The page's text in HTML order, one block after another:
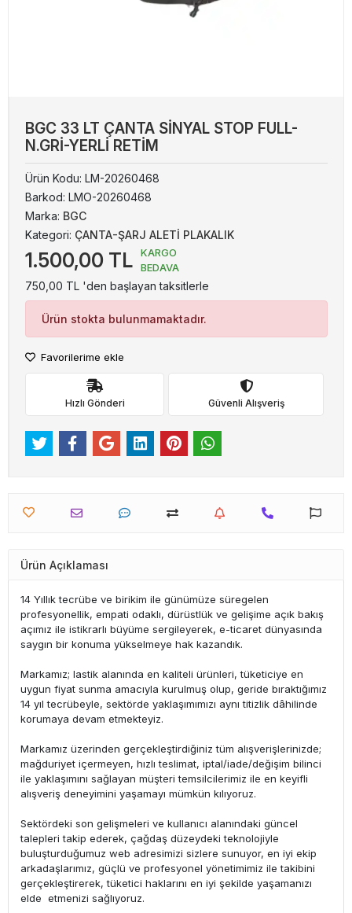
BGC 33 LT ÇANTA SİNYAL STOP FULL-
N.GRİ-YERLİ RETİM
Ürün Kodu: LM-20260468
Barkod: LMO-20260468
Marka: BGC
Kategori: ÇANTA-ŞARJ ALETİ PLAKALIK
1.500,00 TL
KARGO
BEDAVA
750,00 TL 'den başlayan taksitlerle
Ürün stokta bulunmamaktadır.
Favorilerime ekle
Hızlı Gönderi Güvenli Alışveriş
Ürün Açıklaması
14 Yıllık tecrübe ve birikim ile günümüze süregelen
profesyonellik, empati odaklı, dürüstlük ve gelişime açık bakış
açımız ile istikrarlı büyüme sergileyerek, e-ticaret dünyasında
saygın bir konuma yükselmeye hak kazandık.
Markamız; lastik alanında en kaliteli ürünleri, tüketiciye en
uygun fiyat sunma amacıyla kurulmuş olup, geride bıraktığımız
14 yıl tecrübeyle, sektörde yaklaşımımızı aynı titizlik dâhilinde
korumaya devam etmekteyiz.
Markamız üzerinden gerçekleştirdiğiniz tüm alışverişlerinizde;
mağduriyet içermeyen, hızlı teslimat, iptal/iade/değişim bilinci
ile yaklaşımını sağlayan müşteri temsilcilerimiz ile en keyifli
alışveriş deneyimini yaşamayı mümkün kılıyoruz.
Sektördeki son gelişmeleri ve kullanıcı alanındaki güncel
talepleri takip ederek, çağdaş düzeydeki teknolojiyle
buluşturduğumuz web adresimizi sizlere sunuyor, en iyi ekip
arkadaşlarımız, güçlü ve profesyonel yönetimimiz ile takibini
gerçekleştirerek, tüketici haklarını en iyi şekilde yaşamanızı
elde etmenizi sağlıyoruz.